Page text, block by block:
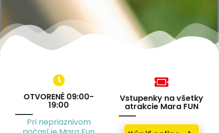
OTVORENÉ 09:00-
19:00
Pri nepriaznivom
Vstupenky na všetky
atrakcie Mara FUN